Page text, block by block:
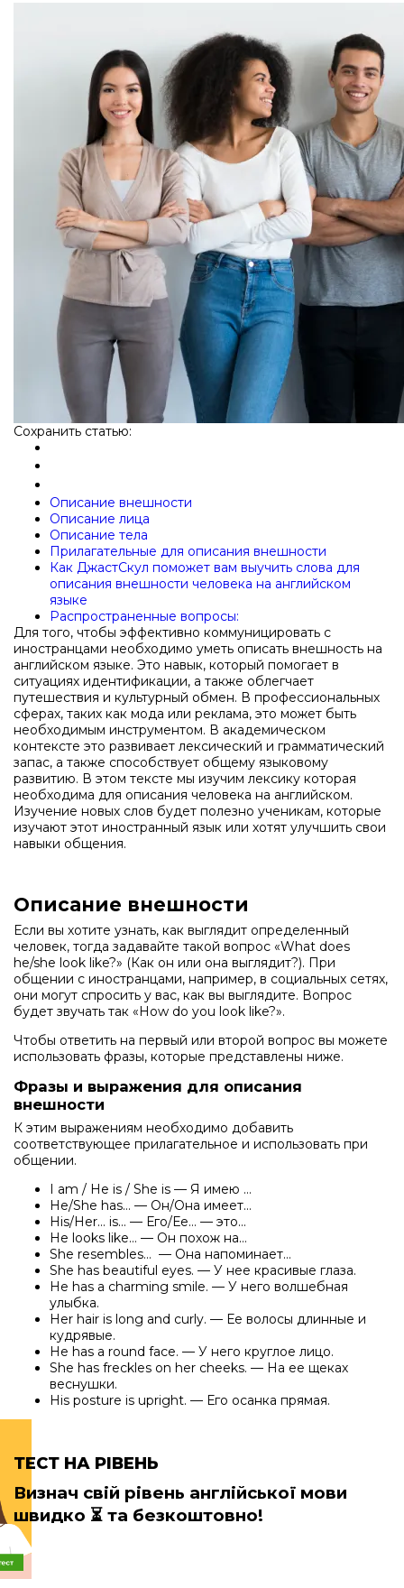
Сохранить статью:
Описание внешности
Описание лица
Описание тела
Прилагательные для описания внешности
Как ДжастСкул поможет вам выучить слова для
описания внешности человека на английском
языке
Распространенные вопросы:
Для того, чтобы эффективно коммуницировать с
иностранцами необходимо уметь описать внешность на
английском языке. Это навык, который помогает в
ситуациях идентификации, а также облегчает
путешествия и культурный обмен. В профессиональных
сферах, таких как мода или реклама, это может быть
необходимым инструментом. В академическом
контексте это развивает лексический и грамматический
запас, а также способствует общему языковому
развитию. В этом тексте мы изучим лексику которая
необходима для описания человека на английском.
Изучение новых слов будет полезно ученикам, которые
изучают этот иностранный язык или хотят улучшить свои
навыки общения.
Описание внешности
Если вы хотите узнать, как выглядит определенный
человек, тогда задавайте такой вопрос «What does
he/she look like?» (Как он или она выглядит?). При
общении с иностранцами, например, в социальных сетях,
они могут спросить у вас, как вы выглядите. Вопрос
будет звучать так «How do you look like?».
Чтобы ответить на первый или второй вопрос вы можете
использовать фразы, которые представлены ниже.
Фразы и выражения для описания
внешности
К этим выражениям необходимо добавить
соответствующее прилагательное и использовать при
общении.
I am / He is / She is — Я имею …
He/She has… — Он/Она имеет…
His/Her… is… — Его/Ее… — это…
He looks like… — Он похож на…
She resembles… — Она напоминает…
She has beautiful eyes. — У нее красивые глаза.
He has a charming smile. — У него волшебная
улыбка.
Her hair is long and curly. — Ее волосы длинные и
кудрявые.
He has a round face. — У него круглое лицо.
She has freckles on her cheeks. — На ее щеках
веснушки.
His posture is upright. — Его осанка прямая.
ТЕСТ НА РІВЕНЬ
Визнач свій рівень англійської мови
швидко ⏳ та безкоштовно!